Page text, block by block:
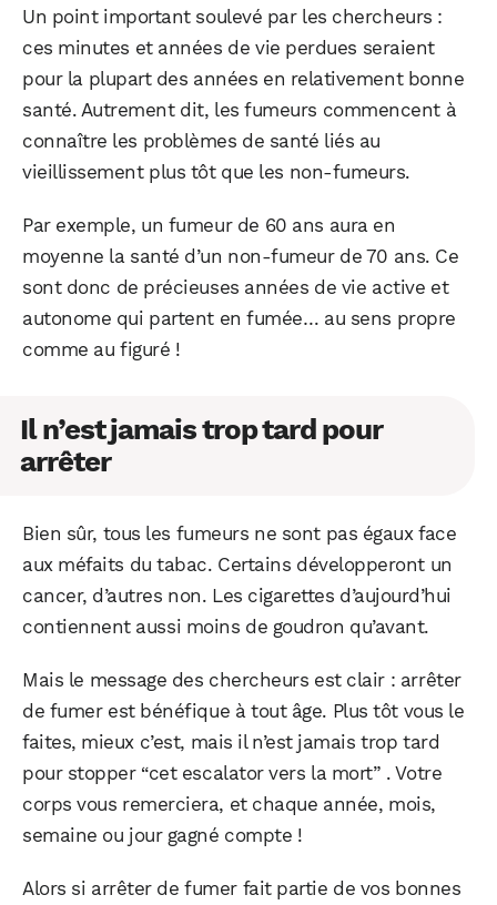
Un point important soulevé par les chercheurs :
ces minutes et années de vie perdues seraient
pour la plupart des années en relativement bonne
santé. Autrement dit, les fumeurs commencent à
connaître les problèmes de santé liés au
vieillissement plus tôt que les non-fumeurs.
Par exemple, un fumeur de 60 ans aura en
moyenne la santé d’un non-fumeur de 70 ans. Ce
sont donc de précieuses années de vie active et
autonome qui partent en fumée… au sens propre
comme au figuré !
Il n’est jamais trop tard pour
arrêter
Bien sûr, tous les fumeurs ne sont pas égaux face
aux méfaits du tabac. Certains développeront un
cancer, d’autres non. Les cigarettes d’aujourd’hui
contiennent aussi moins de goudron qu’avant.
Mais le message des chercheurs est clair : arrêter
de fumer est bénéfique à tout âge. Plus tôt vous le
faites, mieux c’est, mais il n’est jamais trop tard
pour stopper “cet escalator vers la mort” . Votre
corps vous remerciera, et chaque année, mois,
semaine ou jour gagné compte !
Alors si arrêter de fumer fait partie de vos bonnes
WhatsApp
Facebook X LinkedIn